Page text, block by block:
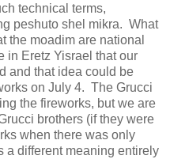
technical terms,
peshuto shel mikra. What
the moadim are national
in Eretz Yisrael that our
and that idea could be
on July 4. The Grucci
the fireworks, but we are
brothers (if they were
when there was only
a different meaning entirely